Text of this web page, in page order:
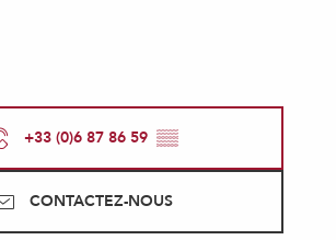
+33 (0)6 87 86 59 ▒▒
CONTACTEZ-NOUS